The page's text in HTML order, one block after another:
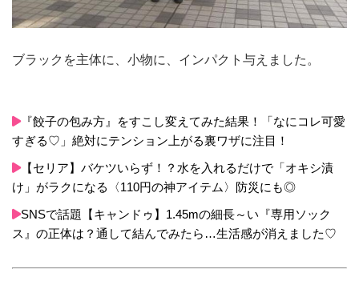
ブラックを主体に、小物に、インパクト与えました。
『餃子の包み方』をすこし変えてみた結果！「なにコレ可愛
すぎる♡」絶対にテンション上がる裏ワザに注目！
【セリア】バケツいらず！？水を入れるだけで「オキシ漬
け」がラクになる〈110円の神アイテム〉防災にも◎
SNSで話題【キャンドゥ】1.45mの細長～い『専用ソック
ス』の正体は？通して結んでみたら…生活感が消えました♡